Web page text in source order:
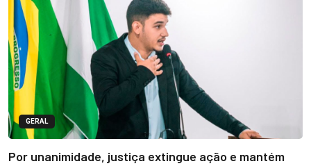
GERAL
Por unanimidade, justiça extingue ação e mantém